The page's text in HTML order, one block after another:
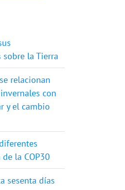
sobre la Tierra
relacionan
con
y el cambio
la COP30
sesenta días